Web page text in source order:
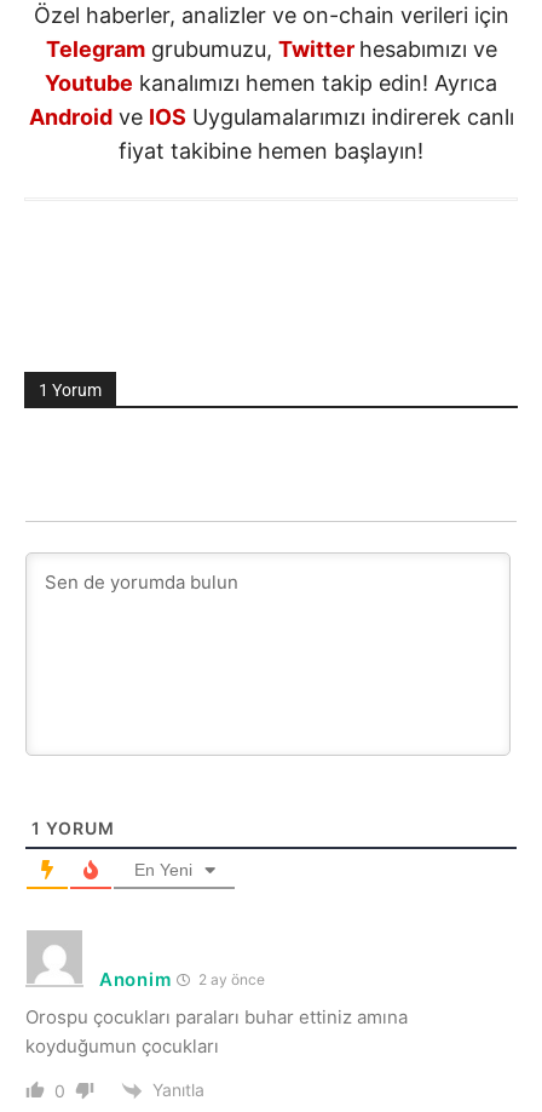
Özel haberler, analizler ve on-chain verileri için
Telegramgrubumuzu, Twitter hesabımızı ve
Youtube kanalımızı hemen takip edin! Ayrıca
Androidve IOS Uygulamalarımızı indirerek canlı
fiyat takibine hemen başlayın!
1 Yorum
1 YORUM
En Yeni
Anonim 2 ay önce
Orospu çocukları paraları buhar ettiniz amına
koyduğumun çocukları
0 Yanıtla